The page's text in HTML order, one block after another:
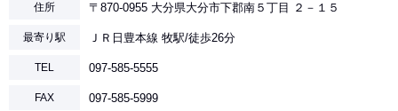
住所 〒870-0955 大分県大分市下郡南５丁目 ２－１５
最寄り駅 ＪＲ日豊本線 牧駅/徒歩26分
TEL 097-585-5555
FAX 097-585-5999